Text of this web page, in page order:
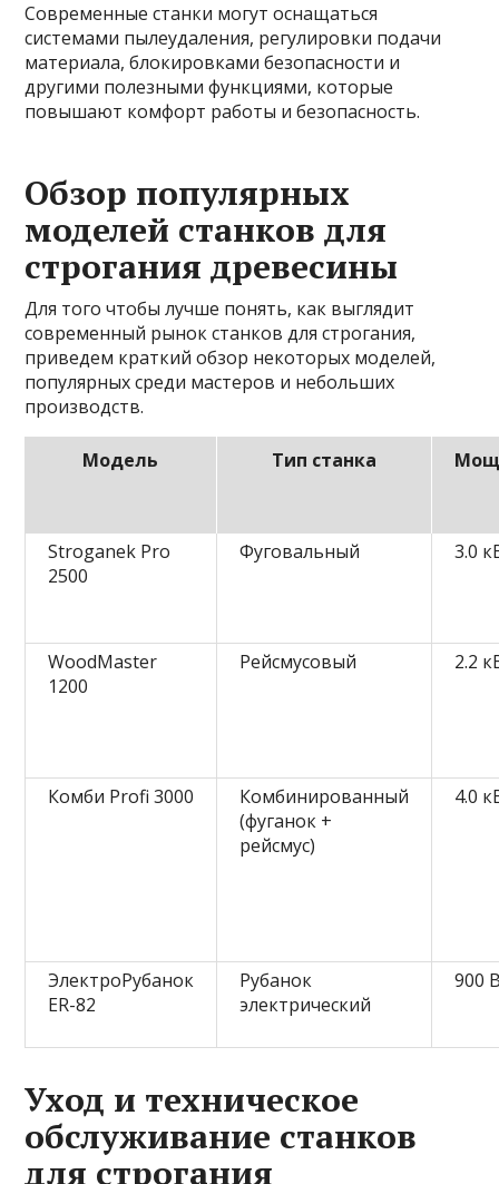
Современные станки могут оснащаться
системами пылеудаления, регулировки подачи
материала, блокировками безопасности и
другими полезными функциями, которые
повышают комфорт работы и безопасность.
Обзор популярных
моделей станков для
строгания древесины
Для того чтобы лучше понять, как выглядит
современный рынок станков для строгания,
приведем краткий обзор некоторых моделей,
популярных среди мастеров и небольших
производств.
Модель Тип станка
Stroganek Pro
2500
Фуговальный 3.0
WoodMaster
1200
Рейсмусовый 2.2
Комби Profi 3000
Комбинированный
(фуганок +
рейсмус)
4.0
ЭлектроРубанок
ER-82
Рубанок
электрический
900
Уход и техническое
обслуживание станков
для строгания